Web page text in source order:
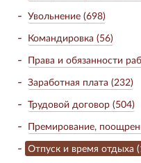
Увольнение (698)
Командировка (56)
Права и обязанности
Заработная плата (232)
Трудовой договор (504)
Премирование,
Отпуск и время отдыха